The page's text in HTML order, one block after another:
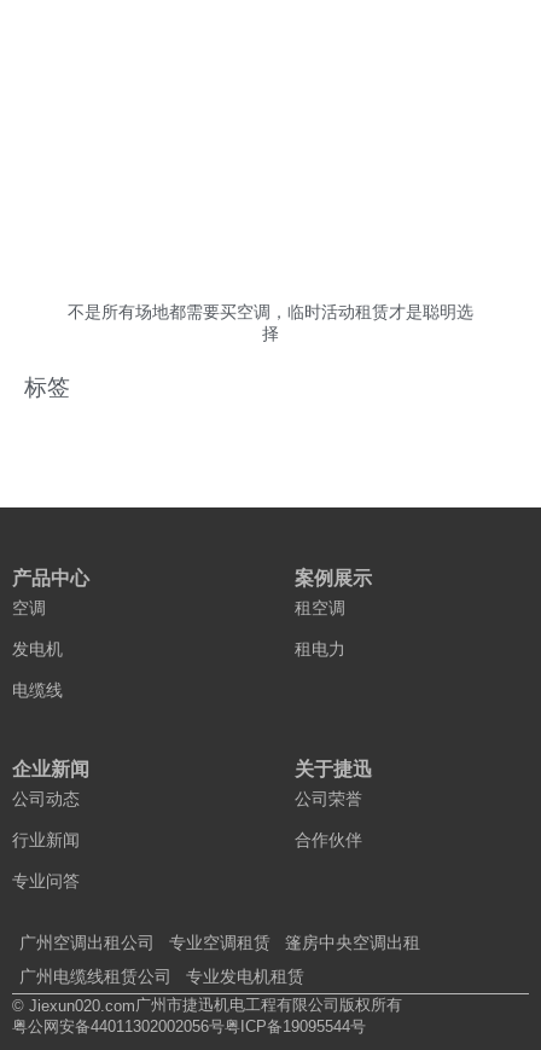
不是所有场地都需要买空调，临时活动租赁才是聪明选
择
标签
产品中心
空调
发电机
电缆线
案例展示
租空调
租电力
企业新闻
公司动态
行业新闻
专业问答
关于捷迅
公司荣誉
合作伙伴
广州空调出租公司 专业空调租赁
篷房中央空调出租
广州电缆线租赁公司
专业发电机租赁
© Jiexun020.com广州市捷迅机电工程有限公司版权所有
粤公网安备44011302002056号粤ICP备19095544号